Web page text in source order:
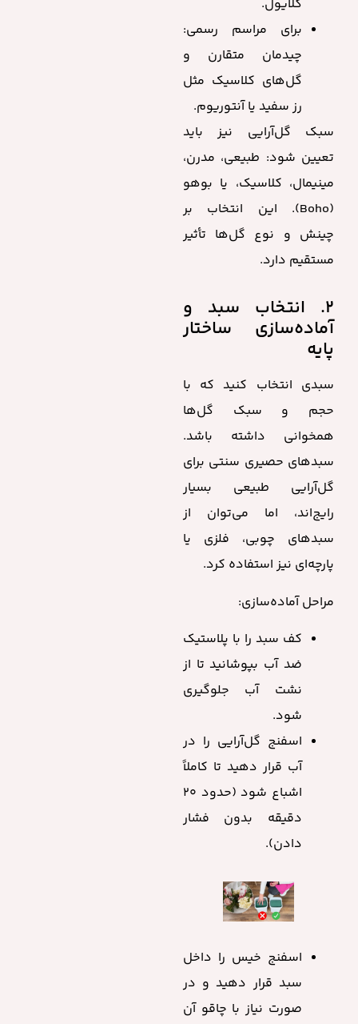
گلایول.
برای مراسم رسمی:
چیدمان متقارن و
گل‌های کلاسیک مثل
رز سفید یا آنتوریوم.
سبک گل‌آرایی نیز باید
تعیین شود: طبیعی، مدرن،
مینیمال، کلاسیک، یا بوهو
(Boho). این انتخاب بر
چینش و نوع گل‌ها تأثیر
مستقیم دارد.
۲. انتخاب سبد و
آماده‌سازی ساختار
پایه
سبدی انتخاب کنید که با
حجم و سبک گل‌ها
همخوانی داشته باشد.
سبدهای حصیری سنتی برای
گل‌آرایی طبیعی بسیار
رایج‌اند، اما می‌توان از
سبدهای چوبی، فلزی یا
پارچه‌ای نیز استفاده کرد.
مراحل آماده‌سازی:
کف سبد را با پلاستیک
ضد آب بپوشانید تا از
نشت آب جلوگیری
شود.
اسفنج گل‌آرایی را در
آب قرار دهید تا کاملاً
اشباع شود (حدود ۲۰
دقیقه بدون فشار
دادن).
اسفنج خیس را داخل
سبد قرار دهید و در
صورت نیاز با چاقو آن